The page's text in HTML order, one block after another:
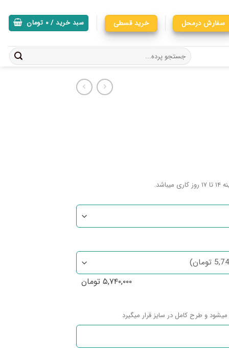
سفارش درمحل خرید قسطی سبد خرید / ۰ تومان
۵,۷۴۰,۰۰۰ تومان
و طرح کامل در سایز قرار میگیرد